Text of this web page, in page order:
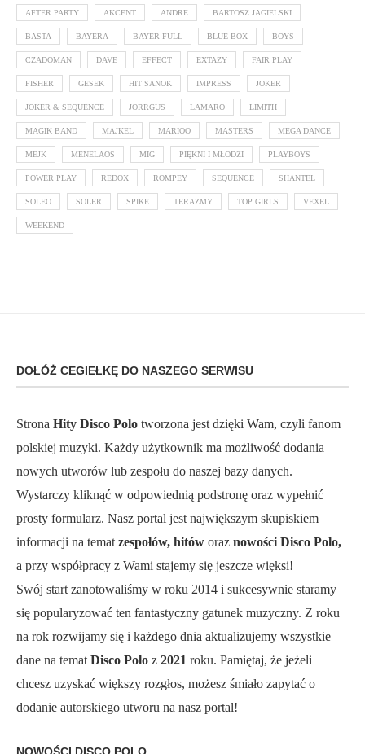
AFTER PARTY AKCENT ANDRE BARTOSZ JAGIELSKI
BASTA BAYERA BAYER FULL BLUE BOX BOYS
CZADOMAN DAVE EFFECT EXTAZY FAIR PLAY
FISHER GESEK HIT SANOK IMPRESS JOKER
JOKER & SEQUENCE JORRGUS LAMARO LIMITH
MAGIK BAND MAJKEL MARIOO MASTERS MEGA DANCE
MEJK MENELAOS MIG PIĘKNI I MŁODZI PLAYBOYS
POWER PLAY REDOX ROMPEY SEQUENCE SHANTEL
SOLEO SOLER SPIKE TERAZMY TOP GIRLS VEXEL
WEEKEND
DOŁÓŻ CEGIEŁKĘ DO NASZEGO SERWISU
Strona Hity Disco Polo tworzona jest dzięki Wam, czyli fanom
polskiej muzyki. Każdy użytkownik ma możliwość dodania
nowych utworów lub zespołu do naszej bazy danych.
Wystarczy kliknąć w odpowiednią podstronę oraz wypełnić
prosty formularz. Nasz portal jest największym skupiskiem
informacji na temat zespołów, hitów oraz nowości Disco Polo,
a przy współpracy z Wami stajemy się jeszcze więksi!
Swój start zanotowaliśmy w roku 2014 i sukcesywnie staramy
się popularyzować ten fantastyczny gatunek muzyczny. Z roku
na rok rozwijamy się i każdego dnia aktualizujemy wszystkie
dane na temat Disco Polo z 2021 roku. Pamiętaj, że jeżeli
chcesz uzyskać większy rozgłos, możesz śmiało zapytać o
dodanie autorskiego utworu na nasz portal!